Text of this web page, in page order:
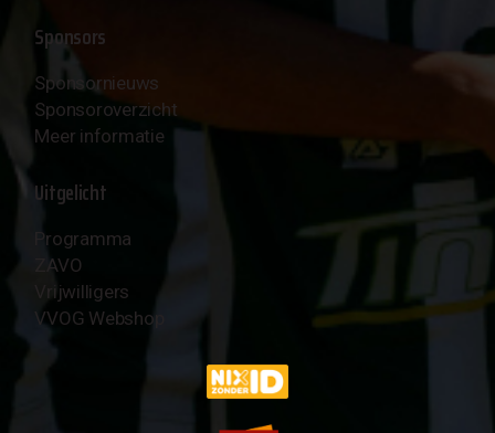
Sponsors
Sponsornieuws
Sponsoroverzicht
Meer informatie
Uitgelicht
Programma
ZAVO
Vrijwilligers
VVOG Webshop